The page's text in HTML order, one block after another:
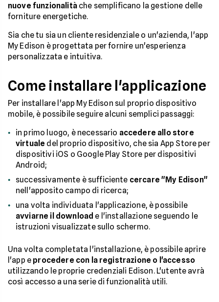
nuove funzionalitàche semplificano la gestione delle
forniture energetiche.
Sia che tu sia un cliente residenziale o un'azienda, l'app
My Edison è progettata per fornire un'esperienza
personalizzata e intuitiva.
Come installare l'applicazione
Per installare l'app My Edison sul proprio dispositivo
mobile, è possibile seguire alcuni semplici passaggi:
in primo luogo, è necessario accedere allo store
virtuale del proprio dispositivo, che sia App Store per
dispositivi iOS o Google Play Store per dispositivi
Android;
successivamente è sufficiente cercare "My Edison"
nell'apposito campo di ricerca;
una volta individuata l'applicazione, è possibile
avviarne il download e l'installazione seguendo le
istruzioni visualizzate sullo schermo.
Una volta completata l'installazione, è possibile aprire
l'app e procedere con la registrazione o l'accesso
utilizzando le proprie credenziali Edison. L'utente avrà
così accesso a una serie di funzionalità utili.